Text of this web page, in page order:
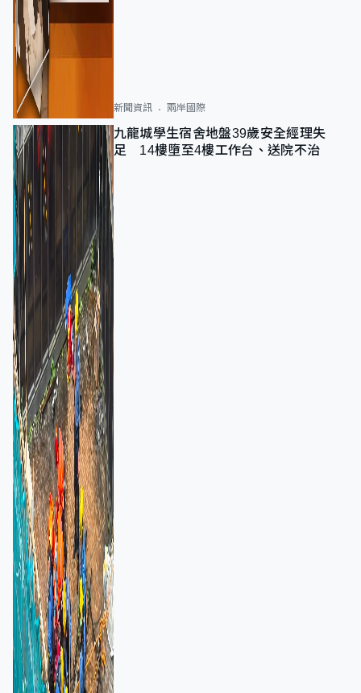
新聞資訊 兩岸國際
九龍城學生宿舍地盤39歲安全經理失
足 14樓墮至4樓工作台、送院不治